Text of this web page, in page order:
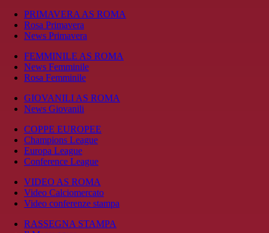
PRIMAVERA AS ROMA
Rosa Primavera
News Primavera
FEMMINILE AS ROMA
News Femminile
Rosa Femminile
GIOVANILI AS ROMA
News Giovanili
COPPE EUROPEE
Champions League
Europa League
Conference League
VIDEO AS ROMA
Video Calciomercato
Video conferenze stampa
RASSEGNA STAMPA